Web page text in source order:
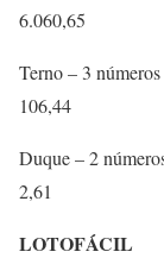
6.060,65
Terno – 3
106,44
Duque – 2
2,61
LOTOFÁCIL